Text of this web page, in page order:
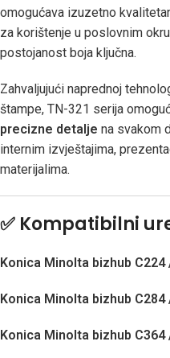
omogućava izuzetno
za korištenje u poslovnim
postojanost boja ključna.
Zahvaljujući naprednoj
štampe, TN-321 serija
precizne detalje na svakom
internim izvještajima,
materijalima.
✅ Kompatibilni
Konica Minolta bizhub C224
Konica Minolta bizhub C284
Konica Minolta bizhub C364